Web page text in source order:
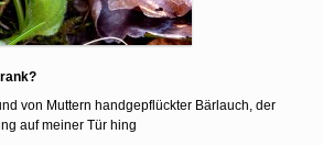
von Muttern handgepflückter Bärlauch, der
auf meiner Tür hing